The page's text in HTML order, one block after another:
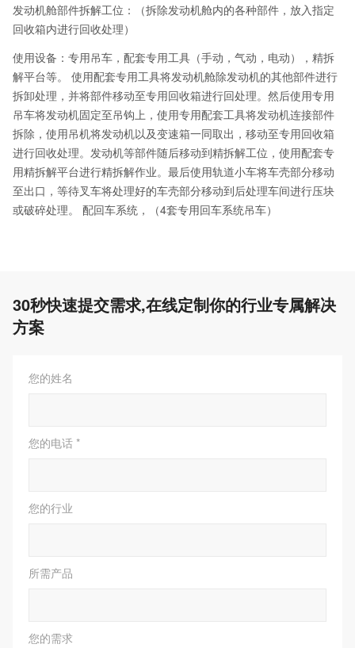
发动机舱部件拆解工位：（拆除发动机舱内的各种部件，放入指定
回收箱内进行回收处理）
使用设备：专用吊车，配套专用工具（手动，气动，电动），精拆
解平台等。 使用配套专用工具将发动机舱除发动机的其他部件进行
拆卸处理，并将部件移动至专用回收箱进行回处理。然后使用专用
吊车将发动机固定至吊钩上，使用专用配套工具将发动机连接部件
拆除，使用吊机将发动机以及变速箱一同取出，移动至专用回收箱
进行回收处理。发动机等部件随后移动到精拆解工位，使用配套专
用精拆解平台进行精拆解作业。最后使用轨道小车将车壳部分移动
至出口，等待叉车将处理好的车壳部分移动到后处理车间进行压块
或破碎处理。 配回车系统，（4套专用回车系统吊车）
30秒快速提交需求,在线定制你的行业专属解决
方案